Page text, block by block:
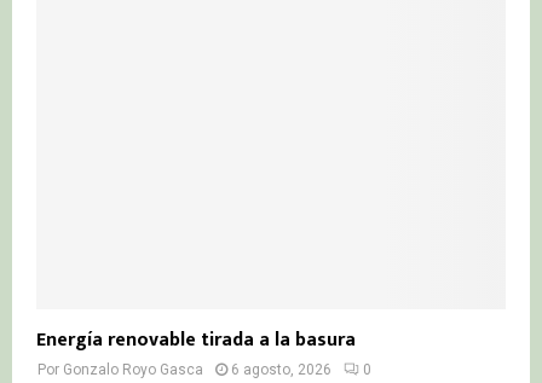
Energía renovable tirada a la basura
Por Gonzalo Royo Gasca 6 agosto, 2026 0